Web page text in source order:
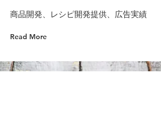
​商品開発、レシピ開発提供、広告実績
Read More